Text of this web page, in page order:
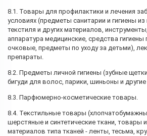
8.1. Товары для профилактики и лечения
условиях (предметы санитарии и гигиены
текстиля и других материалов,
аппаратура медицинские, средства
очковые, предметы по уходу за детьми),
препараты.
8.2. Предметы личной гигиены (зубные
бигуди для волос, парики, шиньоны и
8.3. Парфюмерно-косметические товары.
8.4. Текстильные товары
шерстяные и синтетические ткани, товары
материалов типа тканей - ленты, тесьма,